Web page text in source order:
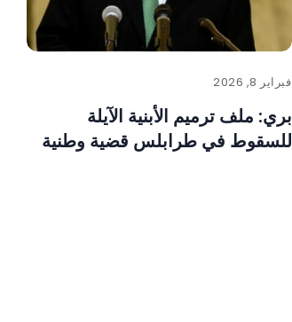
فبراير 8, 2026
بري: ملف ترميم الأبنية الآيلة
للسقوط في طرابلس قضية وطنية